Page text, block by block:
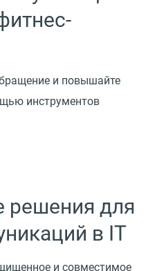
и повышайте
инструментов
решения для
в IT
и совместимое